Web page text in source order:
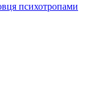
психотропами